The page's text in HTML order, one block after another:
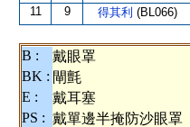
11 9 得其利 (BL066)
B : 戴眼罩
BK : 閘氈
E :
戴耳塞
PS : 戴單邊半掩防沙眼罩